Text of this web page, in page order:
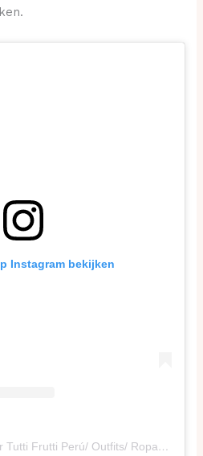
Instagram bekijken
Een bericht gedeeld door Tutti Frutti Perú/ Outfits/ Ropa Damas (@tuttifruttiperu)